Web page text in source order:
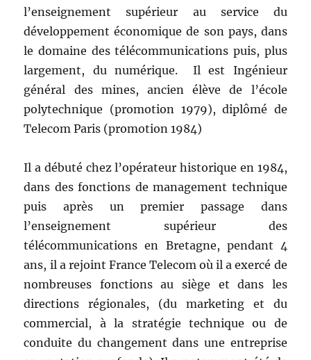
l’enseignement supérieur au service du
développement économique de son pays, dans
le domaine des télécommunications puis, plus
largement, du numérique. Il est Ingénieur
général des mines, ancien élève de l’école
polytechnique (promotion 1979), diplômé de
Telecom Paris (promotion 1984)
Il a débuté chez l’opérateur historique en 1984,
dans des fonctions de management technique
puis après un premier passage dans
l’enseignement supérieur des
télécommunications en Bretagne, pendant 4
ans, il a rejoint France Telecom où il a exercé de
nombreuses fonctions au siège et dans les
directions régionales, (du marketing et du
commercial, à la stratégie technique ou de
conduite du changement dans une entreprise